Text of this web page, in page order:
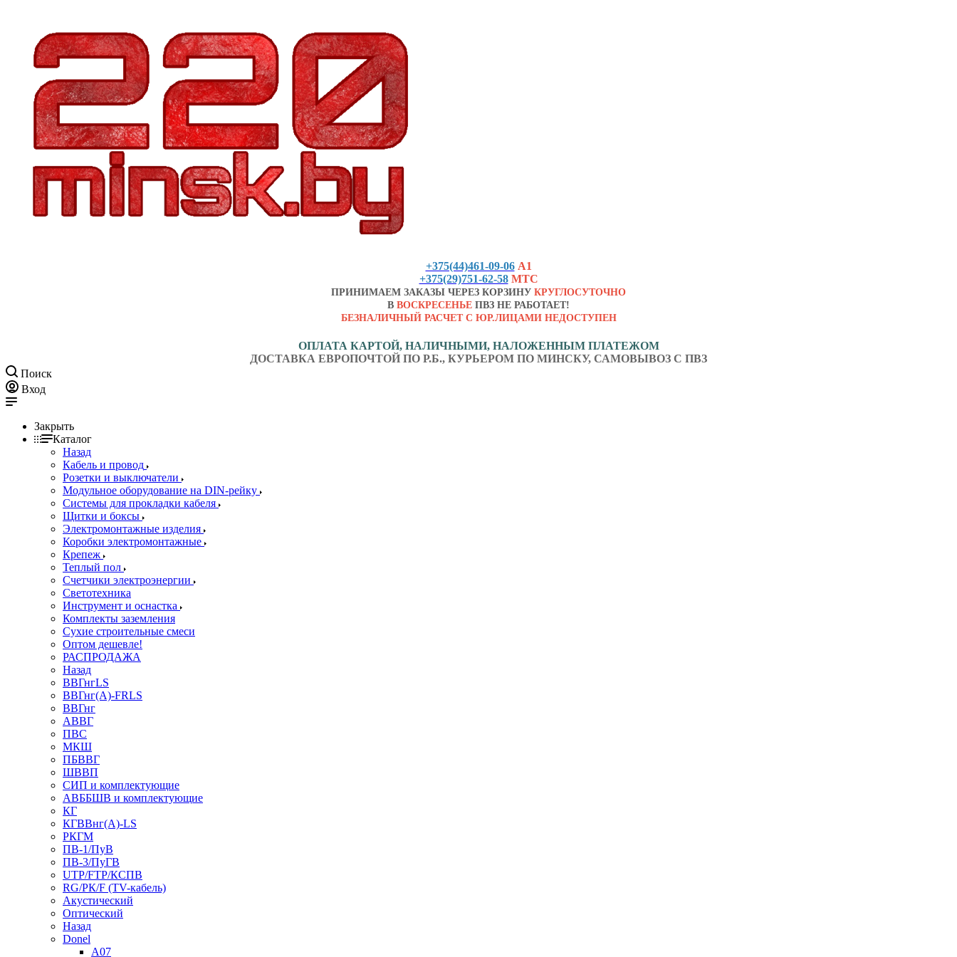
+375(44)461-09-06 А1
+375(29)751-62-58 МТС
ПРИНИМАЕМ ЗАКАЗЫ ЧЕРЕЗ КОРЗИНУ КРУГЛОСУТОЧНО
В ВОСКРЕСЕНЬЕ ПВЗ НЕ РАБОТАЕТ!
БЕЗНАЛИЧНЫЙ РАСЧЕТ С ЮР.ЛИЦАМИ НЕДОСТУПЕН
ОПЛАТА КАРТОЙ, НАЛИЧНЫМИ, НАЛОЖЕННЫМ ПЛАТЕЖОМ
ДОСТАВКА ЕВРОПОЧТОЙ ПО Р.Б., КУРЬЕРОМ ПО МИНСКУ, САМОВЫВОЗ С ПВЗ
Поиск
Вход
Закрыть
Каталог
Назад
Кабель и провод
Розетки и выключатели
Модульное оборудование на DIN-рейку
Системы для прокладки кабеля
Щитки и боксы
Электромонтажные изделия
Коробки электромонтажные
Крепеж
Теплый пол
Счетчики электроэнергии
Светотехника
Инструмент и оснастка
Комплекты заземления
Сухие строительные смеси
Оптом дешевле!
РАСПРОДАЖА
Назад
ВВГнгLS
ВВГнг(А)-FRLS
ВВГнг
АВВГ
ПВС
МКШ
ПБВВГ
ШВВП
СИП и комплектующие
АВББШВ и комплектующие
КГ
КГВВнг(А)-LS
РКГМ
ПВ-1/ПуВ
ПВ-3/ПуГВ
UTP/FTP/КСПВ
RG/РК/F (TV-кабель)
Акустический
Оптический
Назад
Donel
A07